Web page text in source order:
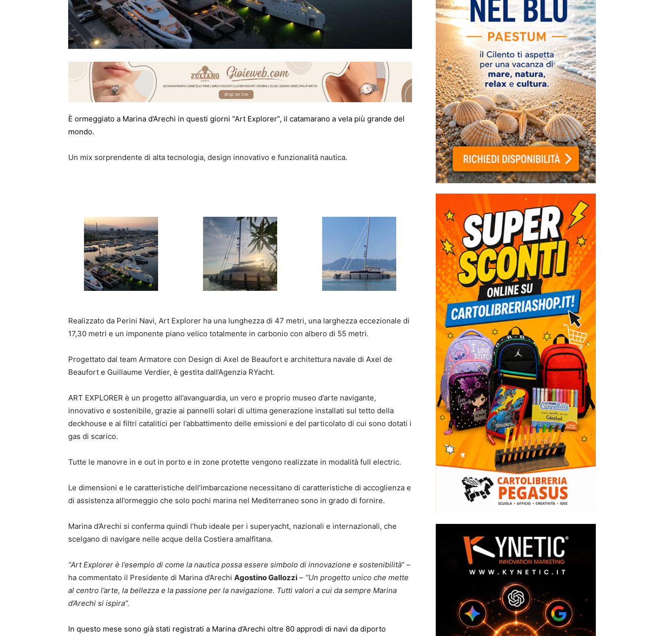
È ormeggiato a Marina d’Arechi in questi giorni “Art Explorer”, il catamarano a vela più grande del
mondo.
Un mix sorprendente di alta tecnologia, design innovativo e funzionalità nautica.
Realizzato da Perini Navi, Art Explorer ha una lunghezza di 47 metri, una larghezza eccezionale di
17,30 metri e un imponente piano velico totalmente in carbonio con albero di 55 metri.
Progettato dal team Armatore con Design di Axel de Beaufort e architettura navale di Axel de
Beaufort e Guillaume Verdier, è gestita dall’Agenzia RYacht.
ART EXPLORER è un progetto all’avanguardia, un vero e proprio museo d’arte navigante,
innovativo e sostenibile, grazie ai pannelli solari di ultima generazione installati sul tetto della
deckhouse e ai filtri catalitici per l’abbattimento delle emissioni e del particolato di cui sono dotati i
gas di scarico.
Tutte le manovre in e out in porto e in zone protette vengono realizzate in modalità full electric.
Le dimensioni e le caratteristiche dell’imbarcazione necessitano di caratteristiche di accoglienza e
di assistenza all’ormeggio che solo pochi marina nel Mediterraneo sono in grado di fornire.
Marina d’Arechi si conferma quindi l’hub ideale per i superyacht, nazionali e internazionali, che
scelgano di navigare nelle acque della Costiera amalfitana.
“Art Explorer è l’esempio di come la nautica possa essere simbolo di innovazione e sostenibilità” –
ha commentato il Presidente di Marina d’Arechi Agostino Gallozzi – “Un progetto unico che mette
al centro l’arte, la bellezza e la passione per la navigazione. Tutti valori a cui da sempre Marina
d’Arechi si ispira”.
In questo mese sono già stati registrati a Marina d’Arechi oltre 80 approdi di navi da diporto